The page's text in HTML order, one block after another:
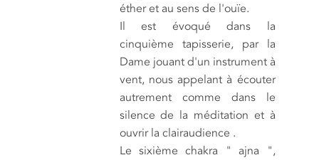
éther et au sens de l'ouïe.
Il est évoqué dans la
cinquième tapisserie, par la
Dame jouant d'un instrument à
vent, nous appelant à écouter
autrement comme dans le
silence de la méditation et à
ouvrir la clairaudience .
Le sixième chakra " ajna ",